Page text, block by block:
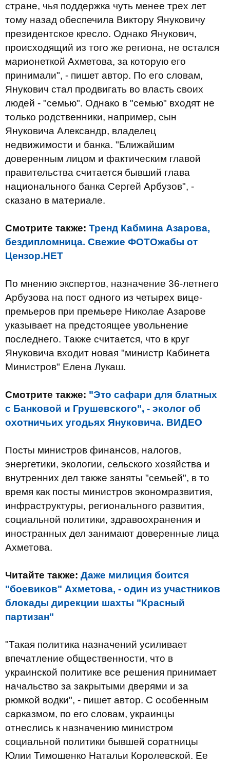
стране, чья поддержка чуть менее трех лет
тому назад обеспечила Виктору Януковичу
президентское кресло. Однако Янукович,
происходящий из того же региона, не остался
марионеткой Ахметова, за которую его
принимали", - пишет автор. По его словам,
Янукович стал продвигать во власть своих
людей - "семью". Однако в "семью" входят не
только родственники, например, сын
Януковича Александр, владелец
недвижимости и банка. "Ближайшим
доверенным лицом и фактическим главой
правительства считается бывший глава
национального банка Сергей Арбузов", -
сказано в материале.
Смотрите также: Тренд Кабмина Азарова,
бездипломница. Свежие ФОТОжабы от
Цензор.НЕТ
По мнению экспертов, назначение 36-летнего
Арбузова на пост одного из четырех вице-
премьеров при премьере Николае Азарове
указывает на предстоящее увольнение
последнего. Также считается, что в круг
Януковича входит новая "министр Кабинета
Министров" Елена Лукаш.
Смотрите также: "Это сафари для блатных
с Банковой и Грушевского", - эколог об
охотничьих угодьях Януковича. ВИДЕО
Посты министров финансов, налогов,
энергетики, экологии, сельского хозяйства и
внутренних дел также заняты "семьей", в то
время как посты министров экономразвития,
инфраструктуры, регионального развития,
социальной политики, здравоохранения и
иностранных дел занимают доверенные лица
Ахметова.
Читайте также: Даже милиция боится
"боевиков" Ахметова, - один из участников
блокады дирекции шахты "Красный
партизан"
"Такая политика назначений усиливает
впечатление общественности, что в
украинской политике все решения принимает
начальство за закрытыми дверями и за
рюмкой водки", - пишет автор. С особенным
сарказмом, по его словам, украинцы
отнеслись к назначению министром
социальной политики бывшей соратницы
Юлии Тимошенко Натальи Королевской. Ее